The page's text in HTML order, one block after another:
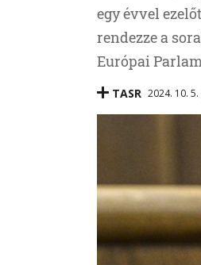
egy évvel
rendezze a
Európai
TASR 2024. 10.